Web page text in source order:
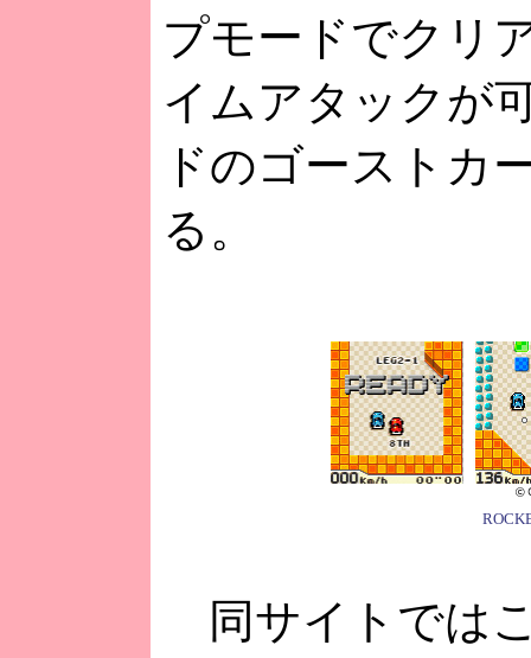
プモードでクリ
イムアタックが
ドのゴーストカ
る。
同サイトでは